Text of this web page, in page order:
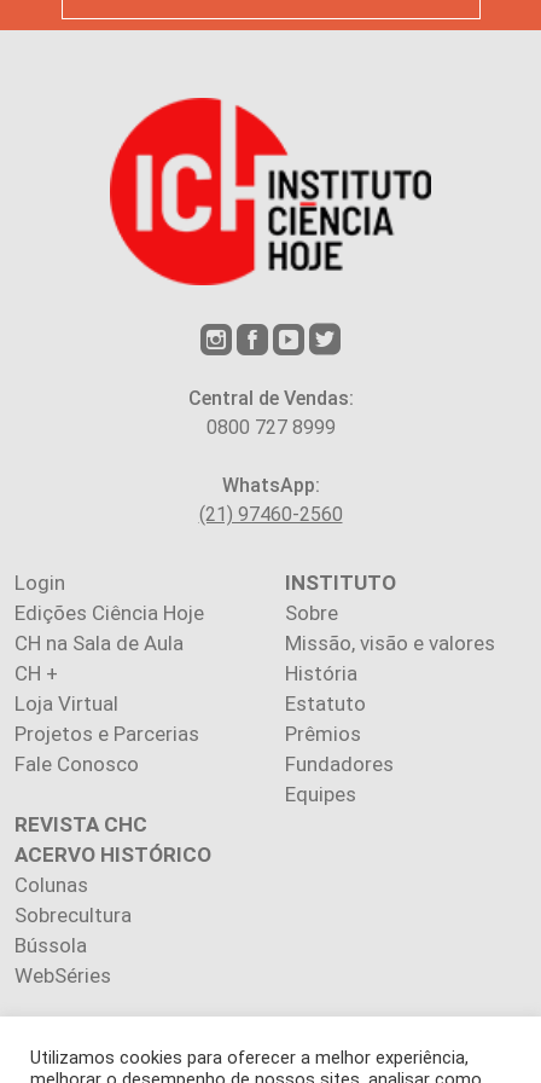
Central de Vendas:
0800 727 8999
WhatsApp:
(21) 97460-2560
Login
Edições Ciência Hoje
CH na Sala de Aula
CH +
Loja Virtual
Projetos e Parcerias
Fale Conosco
INSTITUTO
Sobre
Missão, visão e valores
História
Estatuto
Prêmios
Fundadores
Equipes
REVISTA CHC
ACERVO HISTÓRICO
Colunas
Sobrecultura
Bússola
WebSéries
Utilizamos cookies para oferecer a melhor experiência,